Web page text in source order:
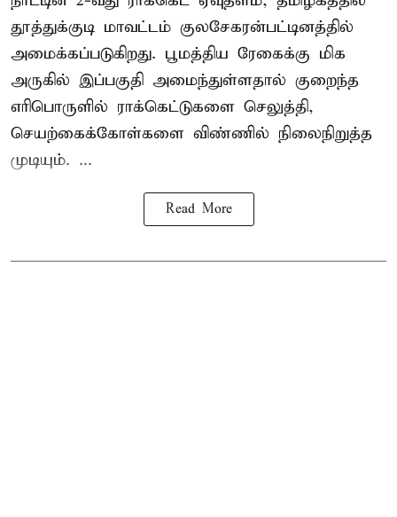
தூத்துக்குடி மாவட்டம் குலசேகரன்பட்டினத்தில்
அமைக்கப்படுகிறது. பூமத்திய ரேகைக்கு மிக
அருகில் இப்பகுதி அமைந்துள்ளதால் குறைந்த
எரிபொருளில் ராக்கெட்டுகளை செலுத்தி,
செயற்கைக்கோள்களை விண்ணில் நிலைநிறுத்த
முடியும். ...
Read More